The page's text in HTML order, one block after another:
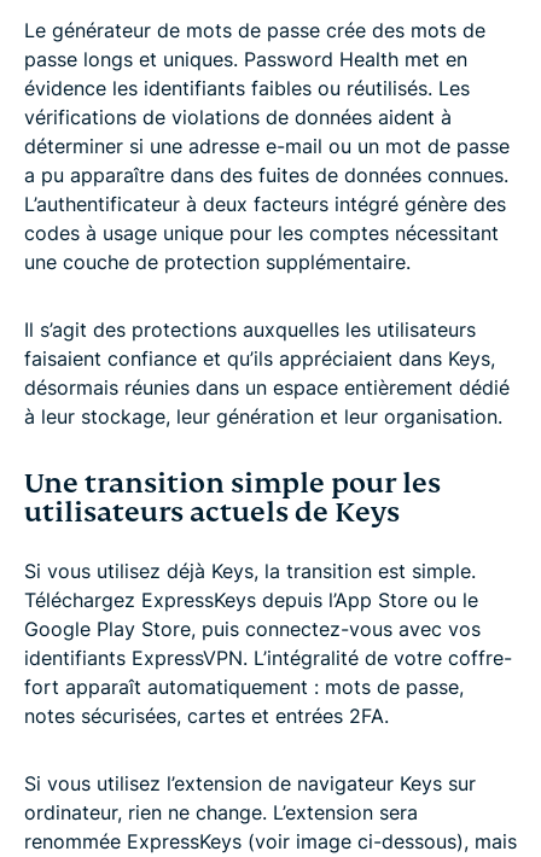
Le générateur de mots de passe crée des mots de
passe longs et uniques. Password Health met en
évidence les identifiants faibles ou réutilisés. Les
vérifications de violations de données aident à
déterminer si une adresse e-mail ou un mot de passe
a pu apparaître dans des fuites de données connues.
L’authentificateur à deux facteurs intégré génère des
codes à usage unique pour les comptes nécessitant
une couche de protection supplémentaire.
Il s’agit des protections auxquelles les utilisateurs
faisaient confiance et qu’ils appréciaient dans Keys,
désormais réunies dans un espace entièrement dédié
à leur stockage, leur génération et leur organisation.
Une transition simple pour les
utilisateurs actuels de Keys
Si vous utilisez déjà Keys, la transition est simple.
Téléchargez ExpressKeys depuis l’App Store ou le
Google Play Store, puis connectez-vous avec vos
identifiants ExpressVPN. L’intégralité de votre coffre-
fort apparaît automatiquement : mots de passe,
notes sécurisées, cartes et entrées 2FA.
Si vous utilisez l’extension de navigateur Keys sur
ordinateur, rien ne change. L’extension sera
renommée ExpressKeys (voir image ci-dessous), mais